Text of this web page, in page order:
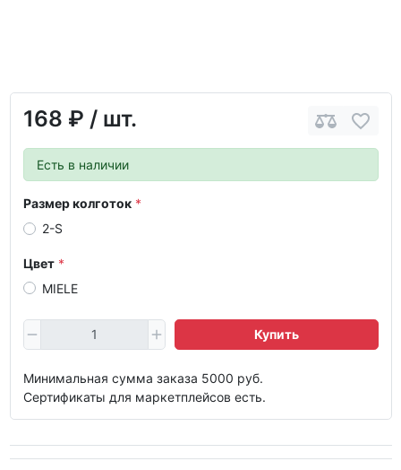
168 ₽ / шт.
Есть в наличии
Размер колготок
2-S
Цвет
MIELE
Купить
Минимальная сумма заказа 5000 руб.
Сертификаты для маркетплейсов есть.